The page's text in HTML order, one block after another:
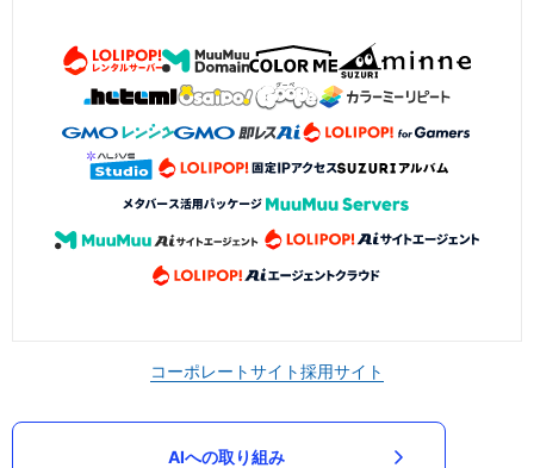
コーポレートサイト採用サイト
AIへの取り組み